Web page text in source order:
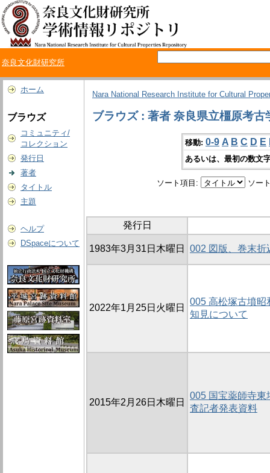
奈良文化財研究所
ホーム
ブラウズ
コミュニティ/
コレクション
発行日
著者
タイトル
主題
ヘルプ
DSpaceについて
Nara National Research Institute for Cultural
ブラウズ : 著者 奈良県立橿原考古
移動: 0-9 A B C D E
あるいは、最初の数文
ソート項目: ソー
発行日
1983年3月31日木曜日 002 図版、巻末折
2022年1月25日火曜日
005 高松塚古墳昭
知見について
2015年2月26日木曜日
005 国宝薬師寺東
査記者発表資料